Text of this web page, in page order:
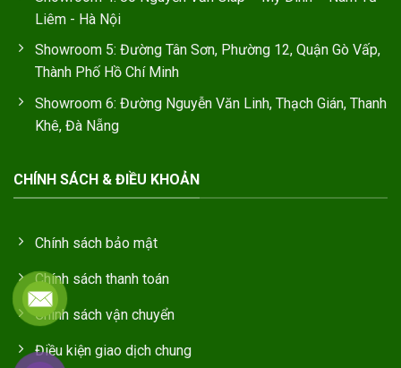
Liêm - Hà Nội
Showroom 5: Đường Tân Sơn, Phường 12, Quận Gò Vấp,
Thành Phố Hồ Chí Minh
Showroom 6: Đường Nguyễn Văn Linh, Thạch Gián, Thanh
Khê, Đà Nẵng
CHÍNH SÁCH & ĐIỀU KHOẢN
Chính sách bảo mật
Chính sách thanh toán
Chính sách vận chuyển
Điều kiện giao dịch chung